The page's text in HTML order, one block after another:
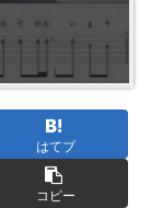
はてブ
コピー